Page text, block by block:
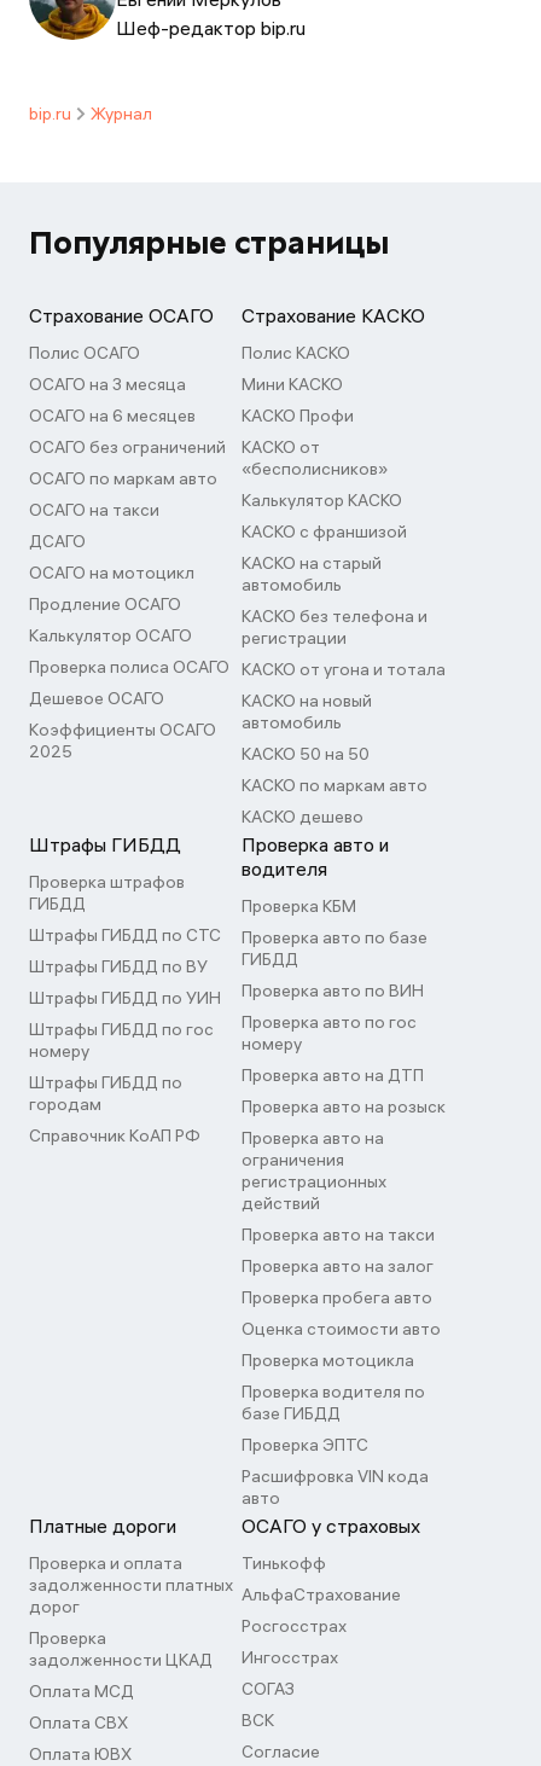
Шеф-редактор bip.ru
bip.ru Журнал
Популярные страницы
Страхование ОСАГО
Полис ОСАГО
ОСАГО на 3 месяца
ОСАГО на 6 месяцев
ОСАГО без ограничений
ОСАГО по маркам авто
ОСАГО на такси
ДСАГО
ОСАГО на мотоцикл
Продление ОСАГО
Калькулятор ОСАГО
Проверка полиса ОСАГО
Дешевое ОСАГО
Коэффициенты ОСАГО
2025
Страхование КАСКО
Полис КАСКО
Мини КАСКО
КАСКО Профи
КАСКО от
«бесполисников»
Калькулятор КАСКО
КАСКО с франшизой
КАСКО на старый
автомобиль
КАСКО без телефона и
регистрации
КАСКО от угона и тотала
КАСКО на новый
автомобиль
КАСКО 50 на 50
КАСКО по маркам авто
КАСКО дешево
Штрафы ГИБДД
Проверка штрафов
ГИБДД
Штрафы ГИБДД по СТС
Штрафы ГИБДД по ВУ
Штрафы ГИБДД по УИН
Штрафы ГИБДД по гос
номеру
Штрафы ГИБДД по
городам
Справочник КоАП РФ
Проверка авто и
водителя
Проверка КБМ
Проверка авто по базе
ГИБДД
Проверка авто по ВИН
Проверка авто по гос
номеру
Проверка авто на ДТП
Проверка авто на розыск
Проверка авто на
ограничения
регистрационных
действий
Проверка авто на такси
Проверка авто на залог
Проверка пробега авто
Оценка стоимости авто
Проверка мотоцикла
Проверка водителя по
базе ГИБДД
Проверка ЭПТС
Расшифровка VIN кода
авто
Платные дороги
Проверка и оплата
задолженности платных
дорог
Проверка
задолженности ЦКАД
Оплата МСД
Оплата СВХ
Оплата ЮВХ
ОСАГО у страховых
Тинькофф
АльфаСтрахование
Росгосстрах
Ингосстрах
СОГАЗ
ВСК
Согласие